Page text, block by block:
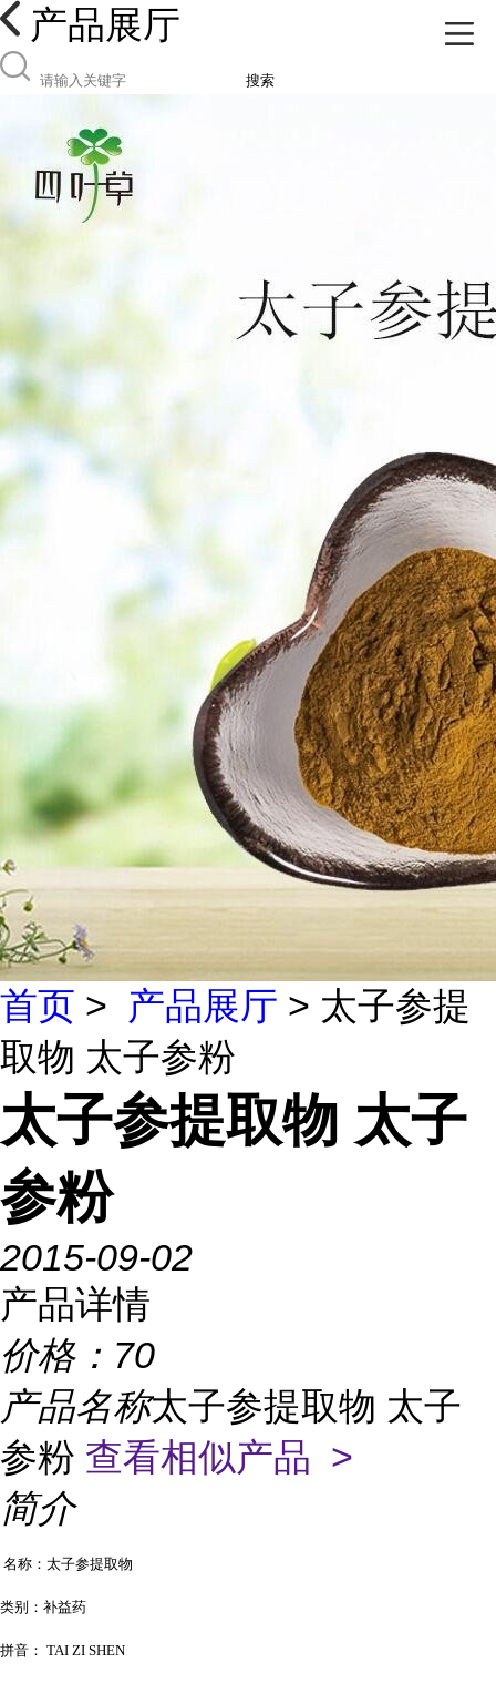
产品展厅
搜索
首页 > 产品展厅 > 太子参提
取物 太子参粉
太子参提取物 太子
参粉
2015-09-02
产品详情
价格： 70
产品名称太子参提取物 太子
参粉 查看相似产品 >
简介
名称：太子参提取物
类别：补益药
拼音： TAI ZI SHEN